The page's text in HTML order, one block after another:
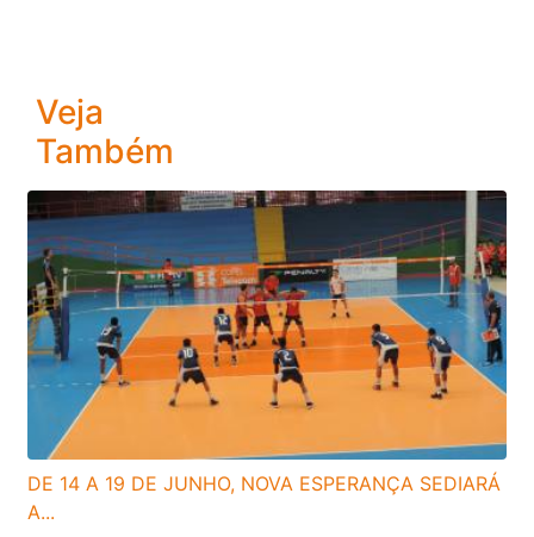
Veja
Também
DE 14 A 19 DE JUNHO, NOVA ESPERANÇA SEDIARÁ
A...